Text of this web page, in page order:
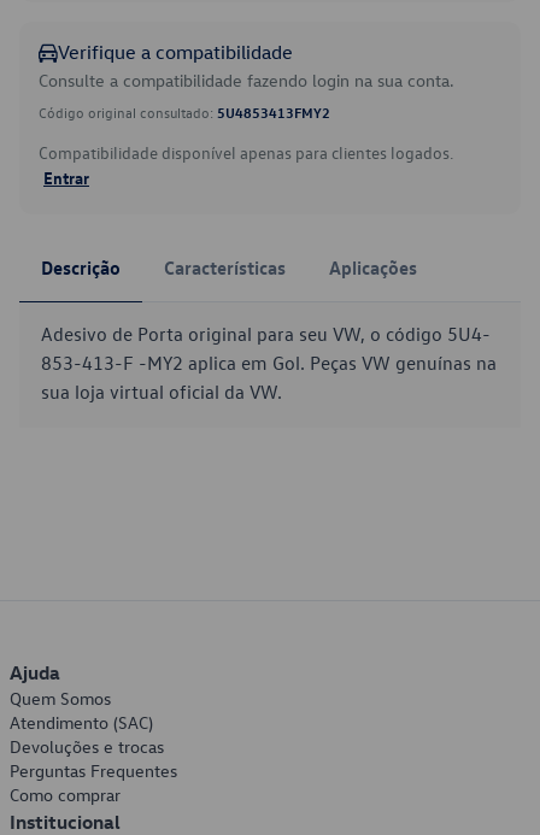
Verifique a compatibilidade
Consulte a compatibilidade fazendo login na sua conta.
Código original consultado: 5U4853413FMY2
Compatibilidade disponível apenas para clientes logados.
Entrar
Descrição Características Aplicações
Adesivo de Porta original para seu VW, o código 5U4-
853-413-F -MY2 aplica em Gol. Peças VW genuínas na
sua loja virtual oficial da VW.
Ajuda
Quem Somos
Atendimento (SAC)
Devoluções e trocas
Perguntas Frequentes
Como comprar
Institucional